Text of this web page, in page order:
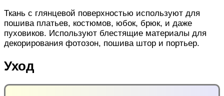
Ткань с глянцевой поверхностью используют для
пошива платьев, костюмов, юбок, брюк, и даже
пуховиков. Используют блестящие материалы для
декорирования фотозон, пошива штор и портьер.
Уход